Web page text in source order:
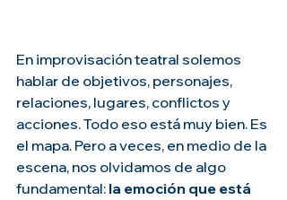
En improvisación teatral solemos
hablar de objetivos, personajes,
relaciones, lugares, conflictos y
acciones. Todo eso está muy bien. Es
el mapa. Pero a veces, en medio de la
escena, nos olvidamos de algo
fundamental: la emoción que está